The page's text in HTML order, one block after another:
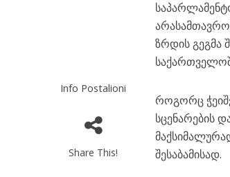
Info Postalioni
Share This!
ზრდის გეგმა
როგორც
სცენარების
შესაბამისად.